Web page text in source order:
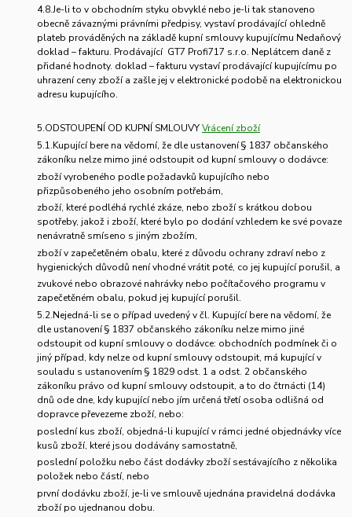
4.8.Je-li to v obchodním styku obvyklé nebo je-li tak stanoveno
obecně závaznými právními předpisy, vystaví prodávající ohledně
plateb prováděných na základě kupní smlouvy kupujícímu Nedaňový
doklad – fakturu. Prodávající GT7 Profi717 s.r.o. Neplátcem daně z
přidané hodnoty. doklad – fakturu vystaví prodávající kupujícímu po
uhrazení ceny zboží a zašle jej v elektronické podobě na elektronickou
adresu kupujícího.
5.ODSTOUPENÍ OD KUPNÍ SMLOUVYVrácení zboží
5.1.Kupující bere na vědomí, že dle ustanovení § 1837 občanského
zákoníku nelze mimo jiné odstoupit od kupní smlouvy o dodávce:
zboží vyrobeného podle požadavků kupujícího nebo
přizpůsobeného jeho osobním potřebám,
zboží, které podléhá rychlé zkáze, nebo zboží s krátkou dobou
spotřeby, jakož i zboží, které bylo po dodání vzhledem ke své povaze
nenávratně smíseno s jiným zbožím,
zboží v zapečetěném obalu, které z důvodu ochrany zdraví nebo z
hygienických důvodů není vhodné vrátit poté, co jej kupující porušil, a
zvukové nebo obrazové nahrávky nebo počítačového programu v
zapečetěném obalu, pokud jej kupující porušil.
5.2.Nejedná-li se o případ uvedený v čl. Kupující bere na vědomí, že
dle ustanovení § 1837 občanského zákoníku nelze mimo jiné
odstoupit od kupní smlouvy o dodávce: obchodních podmínek či o
jiný případ, kdy nelze od kupní smlouvy odstoupit, má kupující v
souladu s ustanovením § 1829 odst. 1 a odst. 2 občanského
zákoníku právo od kupní smlouvy odstoupit, a to do čtrnácti (14)
dnů ode dne, kdy kupující nebo jím určená třetí osoba odlišná od
dopravce převezeme zboží, nebo:
poslední kus zboží, objedná-li kupující v rámci jedné objednávky více
kusů zboží, které jsou dodávány samostatně,
poslední položku nebo část dodávky zboží sestávajícího z několika
položek nebo částí, nebo
první dodávku zboží, je-li ve smlouvě ujednána pravidelná dodávka
zboží po ujednanou dobu.